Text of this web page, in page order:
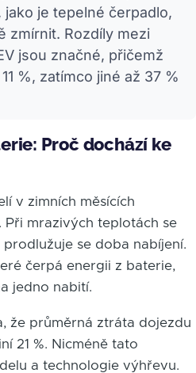
je tepelné čerpadlo,
zmírnit. Rozdíly mezi
jsou značné, přičemž
%, zatímco jiné až 37 %
Proč dochází ke
v zimních měsících
Při mrazivých teplotách se
se doba nabíjení.
čerpá energii z baterie,
jedno nabití.
že průměrná ztráta dojezdu
21 %. Nicméně tato
a technologie výhřevu.